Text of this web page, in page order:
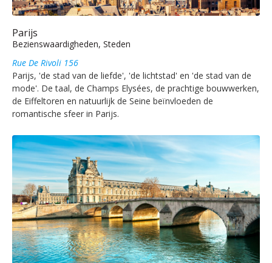
Parijs
Bezienswaardigheden, Steden
Rue De Rivoli 156
Parijs, 'de stad van de liefde', 'de lichtstad' en 'de stad van de
mode'. De taal, de Champs Elysées, de prachtige bouwwerken,
de Eiffeltoren en natuurlijk de Seine beïnvloeden de
romantische sfeer in Parijs.